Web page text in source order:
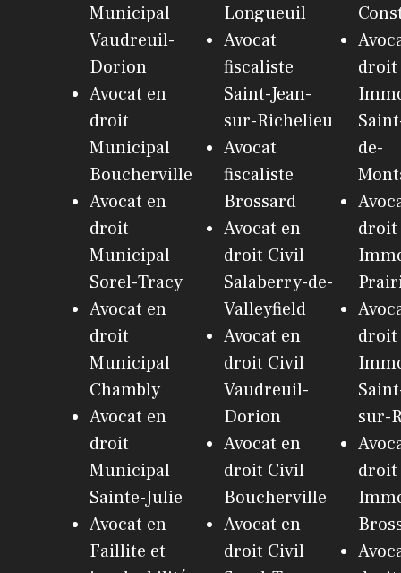
Municipal
Vaudreuil-
Dorion
Avocat en
droit
Municipal
Boucherville
Avocat en
droit
Municipal
Sorel-Tracy
Avocat en
droit
Municipal
Chambly
Avocat en
droit
Municipal
Sainte-Julie
Avocat en
Faillite et
Longueuil
Avocat
fiscaliste
Saint-Jean-
sur-Richelieu
Avocat
fiscaliste
Brossard
Avocat en
droit Civil
Salaberry-de-
Valleyfield
Avocat en
droit Civil
Vaudreuil-
Dorion
Avocat en
droit Civil
Boucherville
Avocat en
droit Civil
droit
de-
droit
droit
sur-
droit